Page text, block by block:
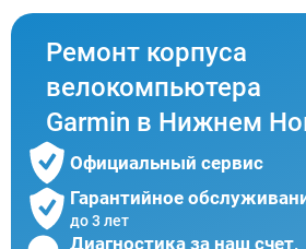
Ремонт корпуса
велокомпьютера
Garmin в Нижнем
Официальный сервис
Гарантийное
до 3 лет
Диагностика за наш счет,